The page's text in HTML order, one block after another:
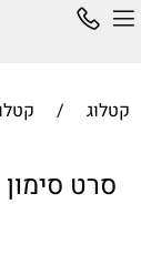
קטלוג /
סרט